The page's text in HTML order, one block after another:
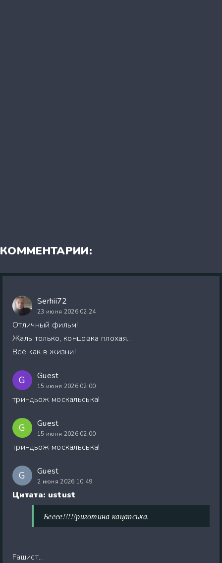
КОММЕНТАРИИ:
Serhii72
23 июня 2026 02:24
Отличный фильм!
Жаль только, концовка плохая...
Всё как в жизни!
G Guest
15 июня 2026 02:00
триндьож москальська!
G Guest
15 июня 2026 02:00
триндьож москальська!
G Guest
2 июня 2026 10:49
Цитата: ustust
Бееее!!!!!риготина кацапська.
Faшист...